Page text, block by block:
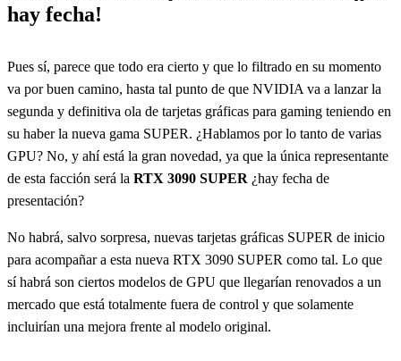
hay fecha!
Pues sí, parece que todo era cierto y que lo filtrado en su momento
va por buen camino, hasta tal punto de que NVIDIA va a lanzar la
segunda y definitiva ola de tarjetas gráficas para gaming teniendo en
su haber la nueva gama SUPER. ¿Hablamos por lo tanto de varias
GPU? No, y ahí está la gran novedad, ya que la única representante
de esta facción será la RTX 3090 SUPER ¿hay fecha de
presentación?
No habrá, salvo sorpresa, nuevas tarjetas gráficas SUPER de inicio
para acompañar a esta nueva RTX 3090 SUPER como tal. Lo que
sí habrá son ciertos modelos de GPU que llegarían renovados a un
mercado que está totalmente fuera de control y que solamente
incluirían una mejora frente al modelo original.